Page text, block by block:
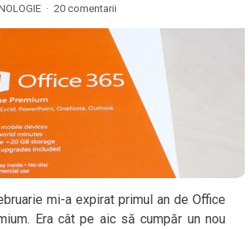
· 20 comentarii
mi-a expirat primul an de Office
Era cât pe aic să cumpăr un nou